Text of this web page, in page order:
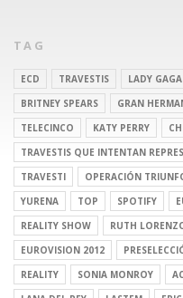
TAG
ECD TRAVESTIS LADY GAGA
BRITNEY SPEARS
GRAN
TELECINCO
KATY PERRY
TRAVESTIS QUE INTENTAN
TRAVESTI
OPERACIÓN
YURENA
TOP SPOTIFY
REALITY SHOW
RUTH
EUROVISION 2012
REALITY
SONIA MONROY